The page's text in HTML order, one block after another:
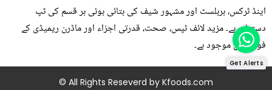
اینڈ ٹرکس، ہربلسٹ اور مشہور شیف کی بتائی ہوئی ہر قسم کی ٹپ
دستیاب ہے۔ مزید لائف ٹپس، صحت، قدرتی اجزاء اور ماڈرن ریمیڈی کے
فوڈز میں موجود ہے۔
© All Rights Reseverd by Kfoods.com
Get Alerts